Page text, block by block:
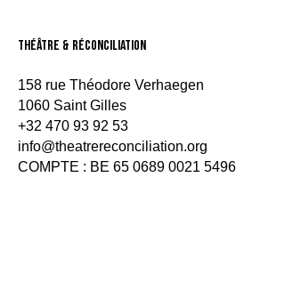
théâtre & Réconciliation
158 rue Théodore Verhaegen
1060 Saint Gilles
+32 470 93 92 53
info@theatrereconciliation.org
COMPTE : BE 65 0689 0021 5496